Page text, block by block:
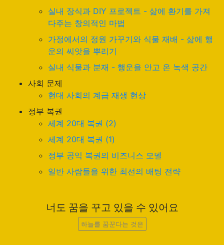
실내 장식과 DIY 프로젝트 - 삶에 환기를 가져
다주는 창의적인 마법
가정에서의 정원 가꾸기와 식물 재배 - 삶에 행
운의 씨앗을 뿌리기
실내 식물과 분재 - 행운을 안고 온 녹색 공간
사회 문제
현대 사회의 계급 재생 현상
정부 복권
세계 20대 복권 (2)
세계 20대 복권 (1)
정부 공익 복권의 비즈니스 모델
일반 사람들을 위한 최선의 배팅 전략
너도 꿈을 꾸고 있을 수 있어요
하늘를 꿈꾼다는 것은